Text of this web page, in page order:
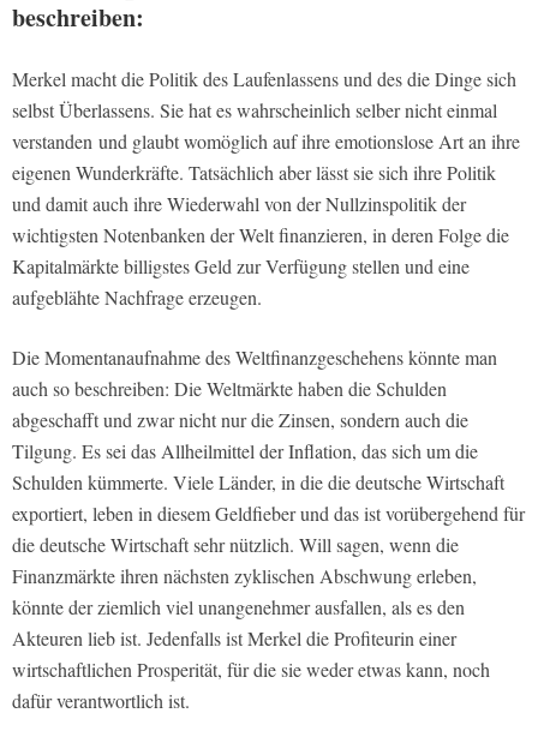
beschreiben:
Merkel macht die Politik des Laufenlassens und des die Dinge sich
selbst Überlassens. Sie hat es wahrscheinlich selber nicht einmal
verstanden und glaubt womöglich auf ihre emotionslose Art an ihre
eigenen Wunderkräfte. Tatsächlich aber lässt sie sich ihre Politik
und damit auch ihre Wiederwahl von der Nullzinspolitik der
wichtigsten Notenbanken der Welt finanzieren, in deren Folge die
Kapitalmärkte billigstes Geld zur Verfügung stellen und eine
aufgeblähte Nachfrage erzeugen.
Die Momentanaufnahme des Weltfinanzgeschehens könnte man
auch so beschreiben: Die Weltmärkte haben die Schulden
abgeschafft und zwar nicht nur die Zinsen, sondern auch die
Tilgung. Es sei das Allheilmittel der Inflation, das sich um die
Schulden kümmerte. Viele Länder, in die die deutsche Wirtschaft
exportiert, leben in diesem Geldfieber und das ist vorübergehend für
die deutsche Wirtschaft sehr nützlich. Will sagen, wenn die
Finanzmärkte ihren nächsten zyklischen Abschwung erleben,
könnte der ziemlich viel unangenehmer ausfallen, als es den
Akteuren lieb ist. Jedenfalls ist Merkel die Profiteurin einer
wirtschaftlichen Prosperität, für die sie weder etwas kann, noch
dafür verantwortlich ist.